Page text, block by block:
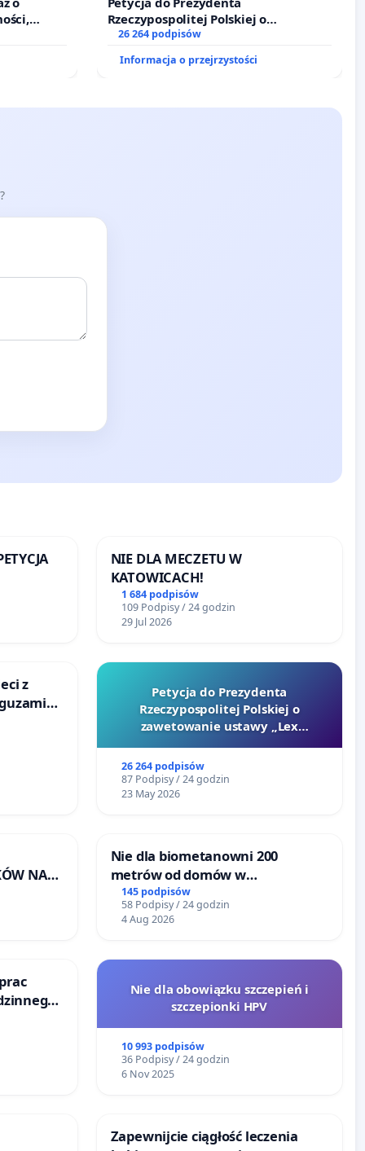
Rzeczypospolitej Polskiej o
zawetowanie ustawy „Lex Szarlatan”
26 264 podpisów
Informacja o przejrzystości
NIE DLA MECZETU W
KATOWICACH!
1 684 podpisów
109 Podpisy / 24 godzin
29 Jul 2026
z
w
Petycja do Prezydenta
Rzeczypospolitej Polskiej o
zawetowanie ustawy „Lex
26 264 podpisów
87 Podpisy / 24 godzin
23 May 2026
NA
W
Nie dla biometanowni 200
metrów od domów w
Biernatkach, gm. Wądroże
Wielkie
145 podpisów
58 Podpisy / 24 godzin
4 Aug 2026
Nie dla obowiązku szczepień i
szczepionki HPV
10 993 podpisów
36 Podpisy / 24 godzin
6 Nov 2025
Zapewnijcie ciągłość leczenia